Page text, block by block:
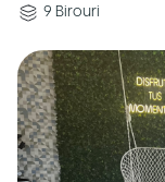
9 Birouri